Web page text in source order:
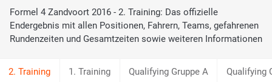
Formel 4 Zandvoort 2016 - 2. Training: Das offizielle
Endergebnis mit allen Positionen, Fahrern, Teams, gefahrenen
Rundenzeiten und Gesamtzeiten sowie weiteren Informationen
1. Training Qualifying Gruppe A Qualifying